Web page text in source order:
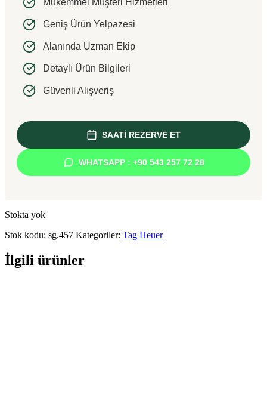
Mükemmel Müşteri Hizmetleri
Geniş Ürün Yelpazesi
Alanında Uzman Ekip
Detaylı Ürün Bilgileri
Güvenli Alışveriş
SAATİ REZERVE ET
WHATSAPP : +90 543 257 72 28
Stokta yok
Stok kodu: sg.457 Kategoriler: Tag Heuer
İlgili ürünler